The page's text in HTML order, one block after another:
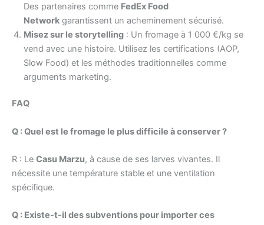
Des partenaires comme FedEx Food
Network garantissent un acheminement sécurisé.
Misez sur le storytelling : Un fromage à 1 000 €/kg se
vend avec une histoire. Utilisez les certifications (AOP,
Slow Food) et les méthodes traditionnelles comme
arguments marketing.
FAQ
Q : Quel est le fromage le plus difficile à conserver ?
R : Le Casu Marzu, à cause de ses larves vivantes. Il
nécessite une température stable et une ventilation
spécifique.
Q : Existe-t-il des subventions pour importer ces